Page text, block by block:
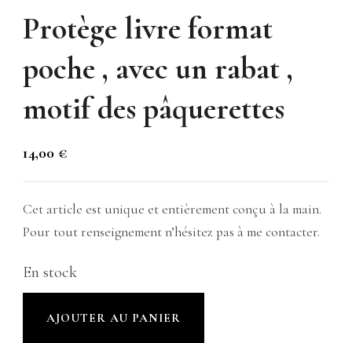
Protège livre format
poche , avec un rabat ,
motif des pâquerettes
14,00 €
Cet article est unique et entièrement conçu à la main.
Pour tout renseignement n’hésitez pas à me contacter.
En stock
AJOUTER AU PANIER